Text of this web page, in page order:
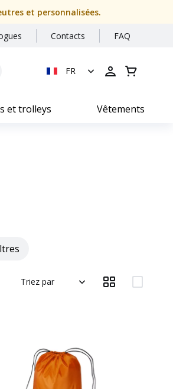
et personnalisées.
Contacts FAQ
FR
et trolleys Vêtements
Triez par